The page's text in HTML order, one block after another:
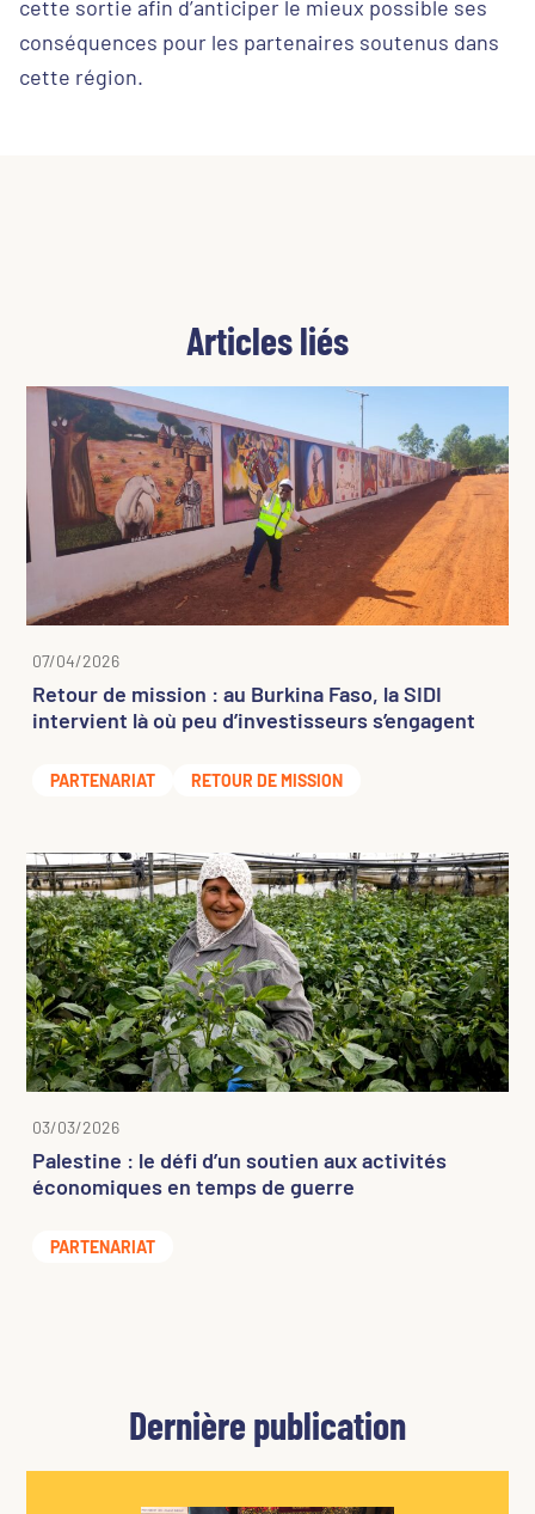
cette sortie afin d’anticiper le mieux possible ses
conséquences pour les partenaires soutenus dans
cette région.
Articles liés
07/04/2026
Retour de mission : au Burkina Faso, la SIDI
intervient là où peu d’investisseurs s’engagent
PARTENARIAT RETOUR DE MISSION
03/03/2026
Palestine : le défi d’un soutien aux activités
économiques en temps de guerre
PARTENARIAT
Dernière publication